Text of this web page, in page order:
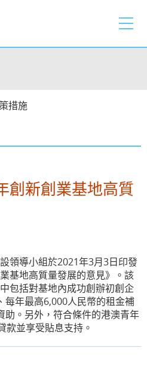
措施
創新創業基地高質
領導小組於2021年3月3日印發
基地高質量發展的意見》。該
包括對基地內成功創辦初創企
每年最高6,000人民幣的租金補
助。另外，符合條件的港澳青年
款並享受貼息支持。